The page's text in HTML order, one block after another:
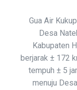
Gua Air
Desa
Kabupaten
berjarak ± 172
tempuh ± 5
menuju